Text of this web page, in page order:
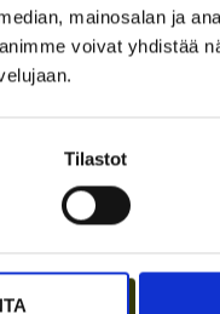
mainosalan ja
voivat yhdistää
Tilastot